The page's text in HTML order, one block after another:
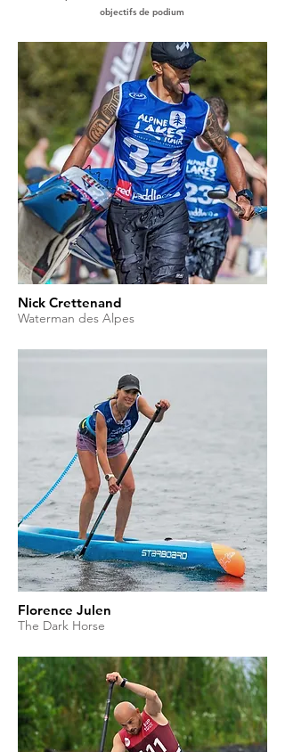
objectifs de podium
Nick Crettenand
Waterman des Alpes
Florence Julen
The Dark Horse